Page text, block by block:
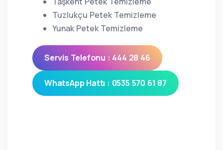
Tuzlukçu Petek Temizleme
Yunak Petek Temizleme
Servis Telefonu : 444 28 46
WhatsApp Hattı : 0535 570 61 87